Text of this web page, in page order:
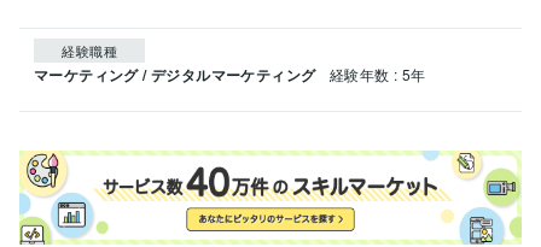
経験職種
マーケティング / デジタルマーケティング 経験年数 : 5年